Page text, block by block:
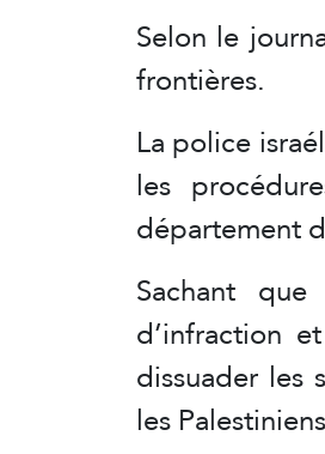
Selon le
frontières.
La police
les
département
Sachant
d’infraction
dissuader
les